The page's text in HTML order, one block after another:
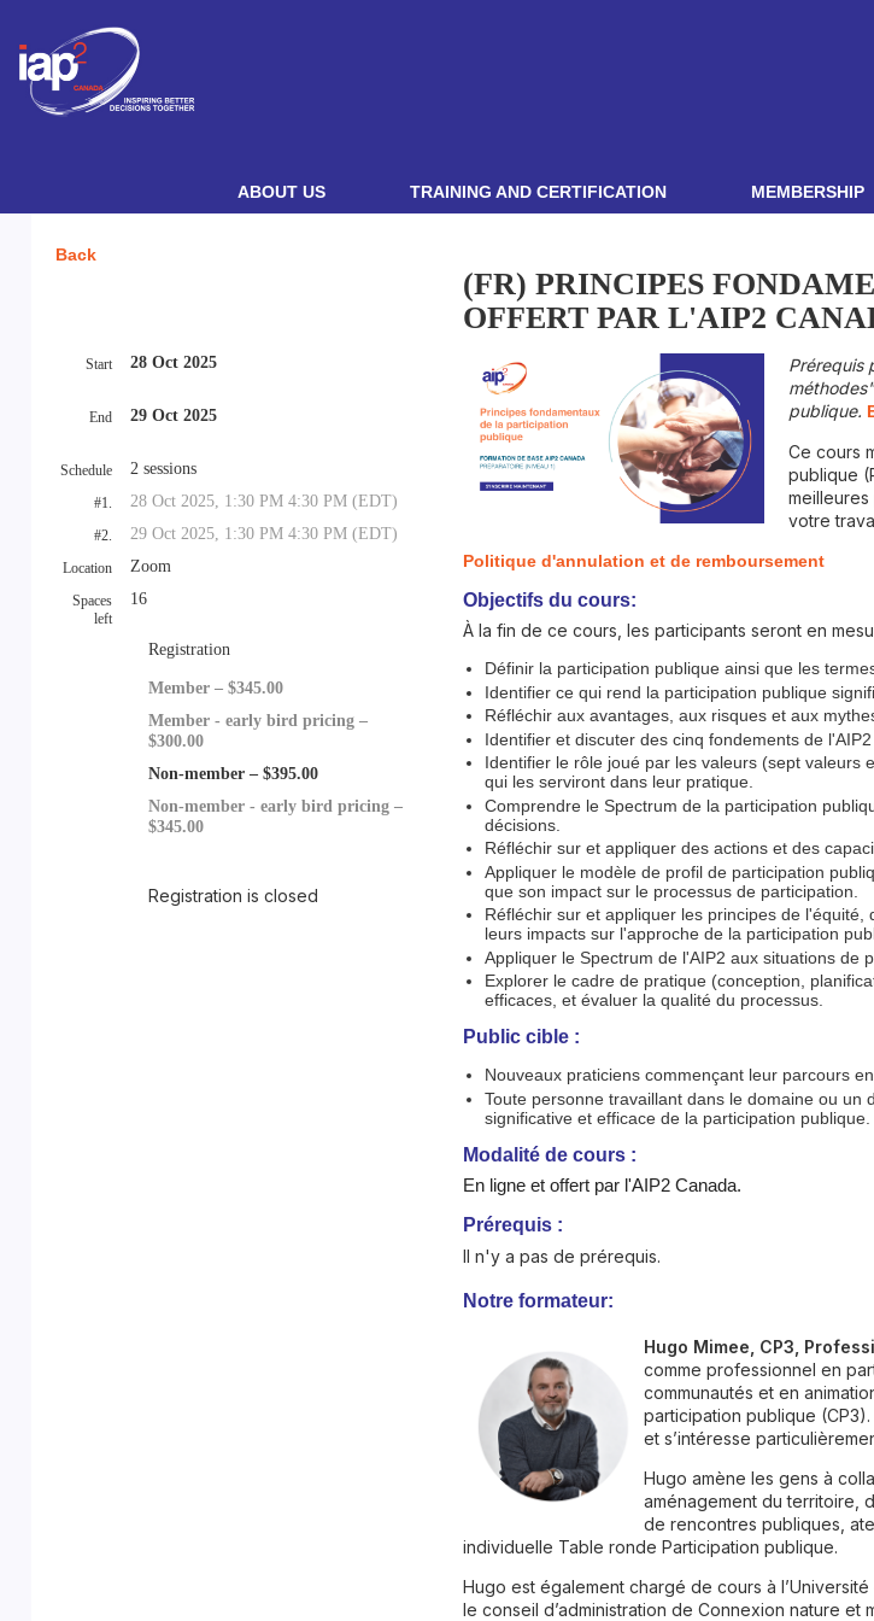
ABOUT US TRAINING AND CERTIFICATION MEMBERSHIP
Back
(FR) PRINCIPES
OFFERT PAR L'AIP2
Start 28 Oct 2025
End 29 Oct 2025
Schedule 2 sessions
#1. 28 Oct 2025, 1:30 PM 4:30 PM (EDT)
#2. 29 Oct 2025, 1:30 PM 4:30 PM (EDT)
Location Zoom
Spaces
left
16
Registration
Member – $345.00
Member - early bird pricing –
$300.00
Non-member – $395.00
Non-member - early bird pricing –
$345.00
Registration is closed
Prérequis
publique.
Ce cours
publique
votre
Politique d'annulation et de remboursement
Objectifs du cours:
À la fin de ce cours, les participants seront en
Définir la participation publique ainsi que les
Identifier ce qui rend la participation publique
Réfléchir aux avantages, aux risques et aux
Identifier et discuter des cinq fondements de
Identifier le rôle joué par les valeurs (sept valeurs
qui les serviront dans leur pratique.
Comprendre le Spectrum de la participation
décisions.
Réfléchir sur et appliquer des actions et des
Appliquer le modèle de profil de participation
que son impact sur le processus de participation.
Réfléchir sur et appliquer les principes de
leurs impacts sur l'approche de la participation
Appliquer le Spectrum de l'AIP2 aux situations de
Explorer le cadre de pratique (conception,
efficaces, et évaluer la qualité du processus.
Public cible :
Nouveaux praticiens commençant leur parcours
Toute personne travaillant dans le domaine ou
significative et efficace de la participation publique.
Modalité de cours :
En ligne et offert par l'AIP2 Canada.
Prérequis :
Il n'y a pas de prérequis.
Notre formateur:
Hugo Mimee, CP3,
comme professionnel en
communautés et en
participation publique
et s’intéresse
Hugo amène les gens à
aménagement du territoire,
de rencontres publiques,
individuelle Table ronde Participation publique.
Hugo est également chargé de cours à
le conseil d’administration de Connexion nature et